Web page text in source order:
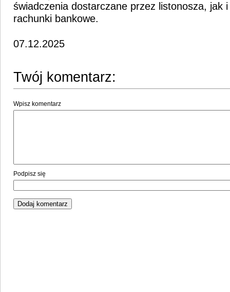
świadczenia dostarczane przez listonosza, jak
rachunki bankowe.
07.12.2025
Twój komentarz:
Wpisz komentarz
Podpisz się